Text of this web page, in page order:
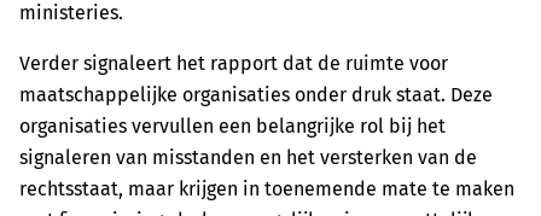
ministeries.
Verder signaleert het rapport dat de ruimte voor
maatschappelijke organisaties onder druk staat. Deze
organisaties vervullen een belangrijke rol bij het
signaleren van misstanden en het versterken van de
rechtsstaat, maar krijgen in toenemende mate te maken